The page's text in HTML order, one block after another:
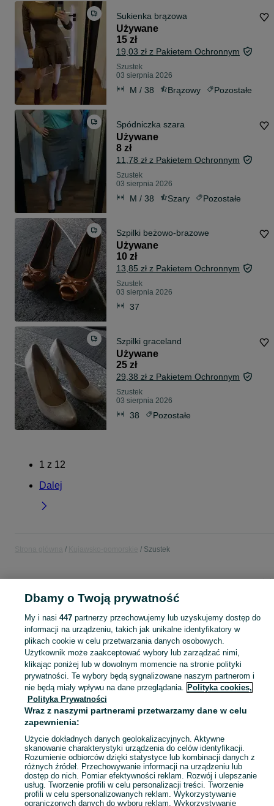
Sukienka brązowa
Używane
15 zł
19,03 zł z Pakietem Ochronnym
Szustek
03 sierpnia 2026
M / 38 Brązowy Pozostałe
Spódniczka szara
Używane
8 zł
11,78 zł z Pakietem Ochronnym
Szustek
03 sierpnia 2026
M / 38 Szary Pozostałe
Szpilki beżowo-brazowe
Używane
10 zł
13,85 zł z Pakietem Ochronnym
Szustek
03 sierpnia 2026
37
Szpilki graceland
Używane
25 zł
29,38 zł z Pakietem Ochronnym
Szustek
03 sierpnia 2026
38 Pozostałe
1 z 12
Dalej
Szustek
rama ławki ławka ogrodowa
Zobacz
Mapa kategorii
Mapa miejscowości
Mapa ministron
Popularne wyszukiwania
Dbamy o Twoją prywatność
My i nasi 447partnerzy przechowujemy lub uzyskujemy dostęp do
informacji na urządzeniu, takich jak unikalne identyfikatory w
plikach cookie w celu przetwarzania danych osobowych.
Użytkownik może zaakceptować wybory lub zarządzać nimi,
klikając poniżej lub w dowolnym momencie na stronie polityki
prywatności. Te wybory będą sygnalizowane naszym partnerom i
nie będą miały wpływu na dane przeglądania. Polityka cookies,
Polityka Prywatności
Wraz z naszymi partnerami przetwarzamy dane w celu
zapewnienia:
Użycie dokładnych danych geolokalizacyjnych. Aktywne
skanowanie charakterystyki urządzenia do celów identyfikacji.
Rozumienie odbiorców dzięki statystyce lub kombinacji danych z
różnych źródeł. Przechowywanie informacji na urządzeniu lub
dostęp do nich. Pomiar efektywności reklam. Rozwój i ulepszanie
usług. Tworzenie profili w celu personalizacji treści. Tworzenie
profili w celu spersonalizowanych reklam. Wykorzystywanie
ograniczonych danych do wyboru reklam. Wykorzystywanie